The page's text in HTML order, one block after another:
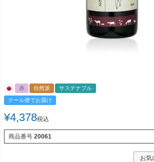
赤 自然派
サステナブル
クール便でお届け
¥4,378税込
商品番号 20061
お気